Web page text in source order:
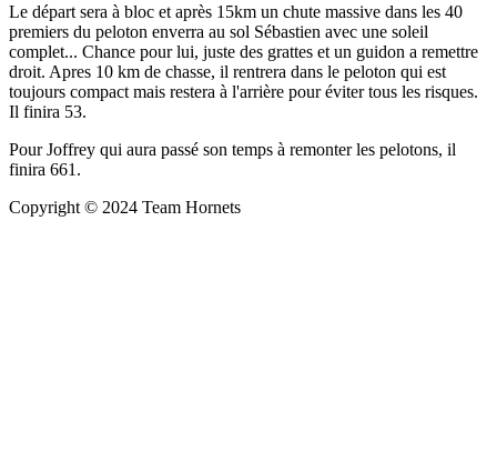
Le départ sera à bloc et après 15km un chute massive dans les 40
premiers du peloton enverra au sol Sébastien avec une soleil
complet... Chance pour lui, juste des grattes et un guidon a remettre
droit. Apres 10 km de chasse, il rentrera dans le peloton qui est
toujours compact mais restera à l'arrière pour éviter tous les risques.
Il finira 53.
Pour Joffrey qui aura passé son temps à remonter les pelotons, il
finira 661.
Copyright © 2024 Team Hornets